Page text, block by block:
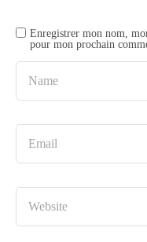
Enregistrer mon nom,
pour mon prochain